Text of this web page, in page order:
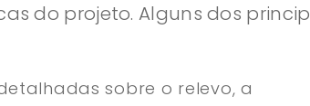
do projeto. Alguns dos
sobre o relevo, a